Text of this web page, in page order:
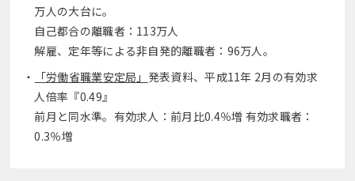
万人の大台に。
自己都合の離職者：113万人
解雇、定年等による非自発的離職者：96万人。
「労働省職業安定局」 発表資料、平成11年 2月の有効求
人倍率『0.49』
前月と同水準。有効求人：前月比0.4％増 有効求職者：
0.3％増